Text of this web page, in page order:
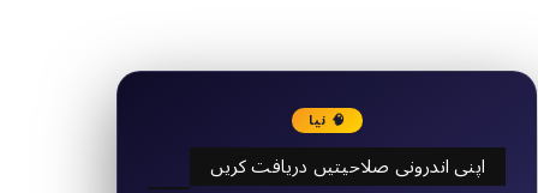
🧠 نیا
اپنی اندرونی صلاحیتیں دریافت کریں